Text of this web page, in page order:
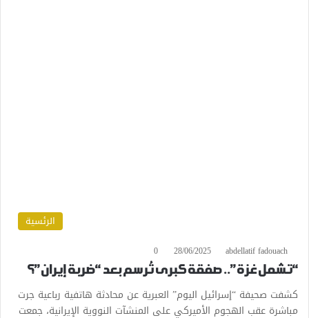
الرئسية
abdellatif fadouach
28/06/2025
0
“تشمل غزة”.. صفقة كبرى تُرسم بعد “ضربة إيران”؟
كشفت صحيفة “إسرائيل اليوم” العبرية عن محادثة هاتفية رباعية جرت
مباشرة عقب الهجوم الأميركي على المنشآت النووية الإيرانية، جمعت